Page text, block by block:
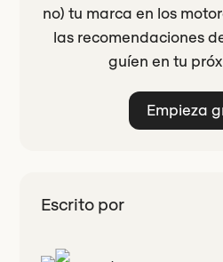
no) tu marca en los
las recomendaciones
guíen en tu
Empieza
Escrito por